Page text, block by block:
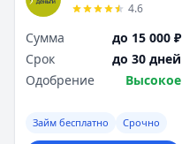
4.6
Сумма
до 15 000 ₽
Срок
до 30 дней
Одобрение
Высокое
Займ бесплатно Срочно